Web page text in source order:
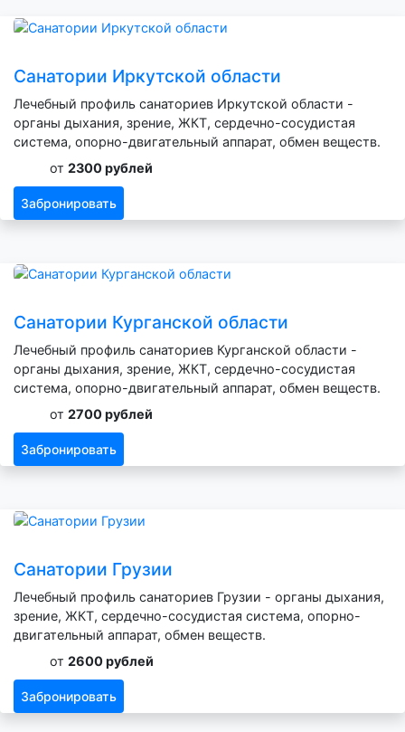
Санатории Иркутской области
Лечебный профиль санаториев Иркутской области -
органы дыхания, зрение, ЖКТ, сердечно-сосудистая
система, опорно-двигательный аппарат, обмен веществ.
от 2300 рублей
Забронировать
Санатории Курганской области
Лечебный профиль санаториев Курганской области -
органы дыхания, зрение, ЖКТ, сердечно-сосудистая
система, опорно-двигательный аппарат, обмен веществ.
от 2700 рублей
Забронировать
Санатории Грузии
Лечебный профиль санаториев Грузии - органы дыхания,
зрение, ЖКТ, сердечно-сосудистая система, опорно-
двигательный аппарат, обмен веществ.
от 2600 рублей
Забронировать